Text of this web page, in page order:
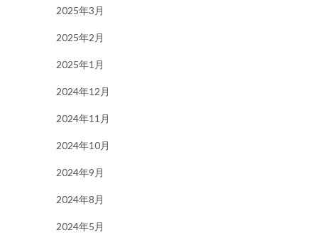
2025年3月
2025年2月
2025年1月
2024年12月
2024年11月
2024年10月
2024年9月
2024年8月
2024年5月